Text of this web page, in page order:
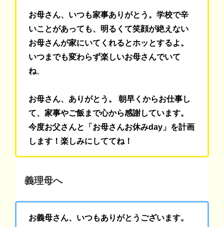
お母さん、いつも家事ありがとう。学校で辛
いことがあっても、明るくて笑顔が絶えない
お母さんが家にいてくれるとホッとするよ。
いつまでも変わらず楽しいお母さんでいて
ね
お母さん、ありがとう。 朝早くからお仕事し
て、家事やご飯まで心から感謝しています。
今度お父さんと「お母さんお休みday」を計画
します！楽しみにしててね！
義理母へ
お義母さん、いつもありがとうございます。